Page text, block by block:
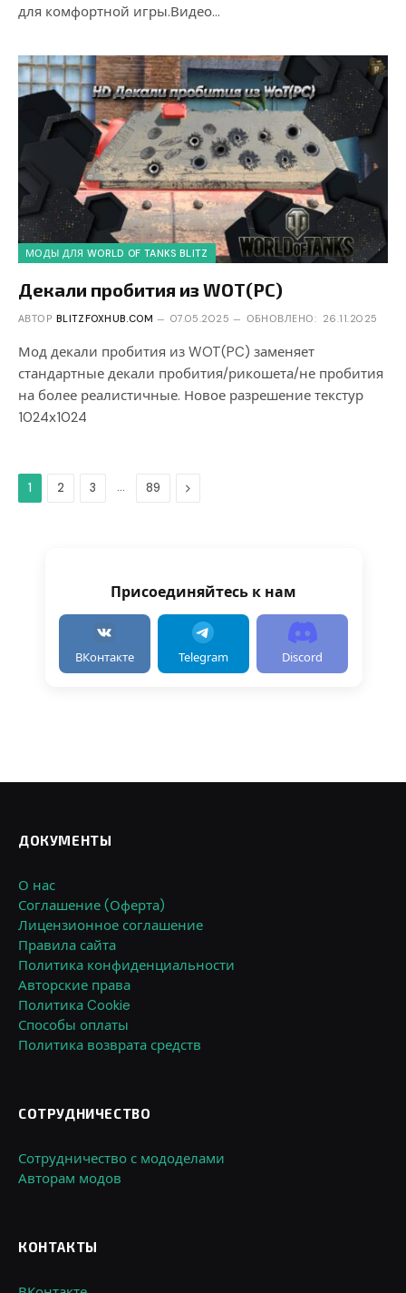
для комфортной игры.Видео…
МОДЫ ДЛЯ WORLD OF TANKS BLITZ
Декали пробития из WOT(PC)
АВТОР BLITZFOXHUB.COM 07.05.2025 ОБНОВЛЕНО: 26.11.2025
Мод декали пробития из WOT(PC) заменяет
стандартные декали пробития/рикошета/не пробития
на более реалистичные. Новое разрешение текстур
1024х1024
1 2 3 … 89 Дальше
Присоединяйтесь к нам
ВКонтакте Telegram Discord
ДОКУМЕНТЫ
О нас
Соглашение (Оферта)
Лицензионное соглашение
Правила сайта
Политика конфиденциальности
Авторские права
Политика Cookie
Способы оплаты
Политика возврата средств
СОТРУДНИЧЕСТВО
Сотрудничество с мододелами
Авторам модов
КОНТАКТЫ